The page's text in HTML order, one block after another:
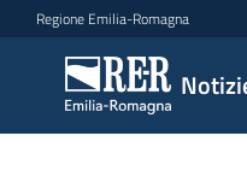
Vai al contenuto
Vai alla navigazione
Vai al footer
Regione Emilia-Romagna
Notizie